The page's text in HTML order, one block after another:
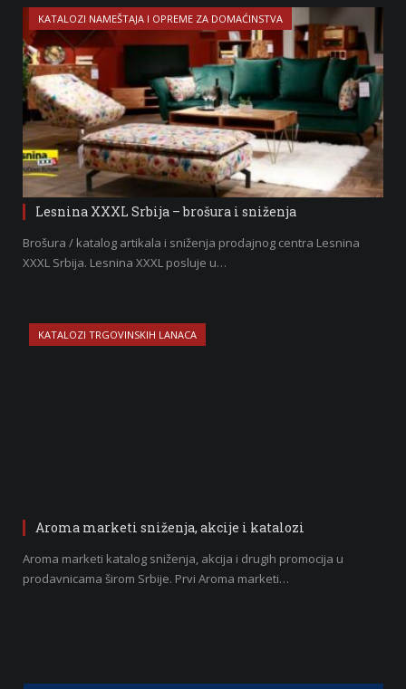
KATALOZI NAMEŠTAJA I OPREME ZA DOMAĆINSTVA
Lesnina XXXL Srbija – brošura i sniženja
Brošura / katalog artikala i sniženja prodajnog centra Lesnina
XXXL Srbija. Lesnina XXXL posluje u…
KATALOZI TRGOVINSKIH LANACA
Aroma marketi sniženja, akcije i katalozi
Aroma marketi katalog sniženja, akcija i drugih promocija u
prodavnicama širom Srbije. Prvi Aroma marketi…